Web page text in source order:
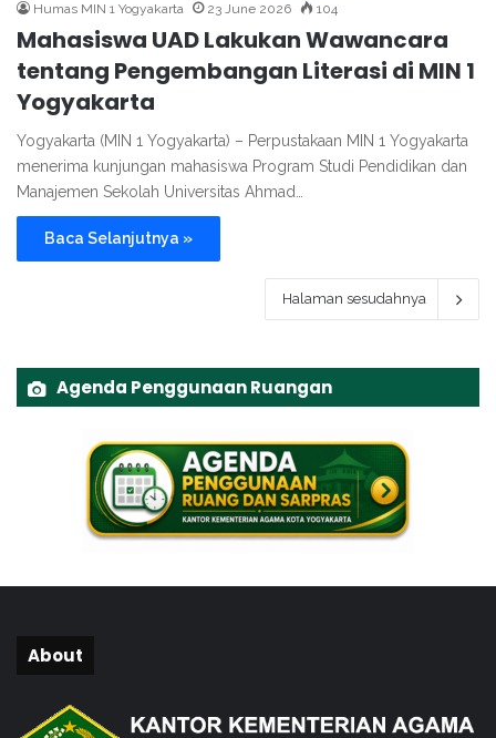
Humas MIN 1 Yogyakarta 23 June 2026 104
Mahasiswa UAD Lakukan Wawancara
tentang Pengembangan Literasi di MIN 1
Yogyakarta
Yogyakarta (MIN 1 Yogyakarta) – Perpustakaan MIN 1 Yogyakarta
menerima kunjungan mahasiswa Program Studi Pendidikan dan
Manajemen Sekolah Universitas Ahmad…
Baca Selanjutnya »
Halaman sesudahnya
Agenda Penggunaan Ruangan
About